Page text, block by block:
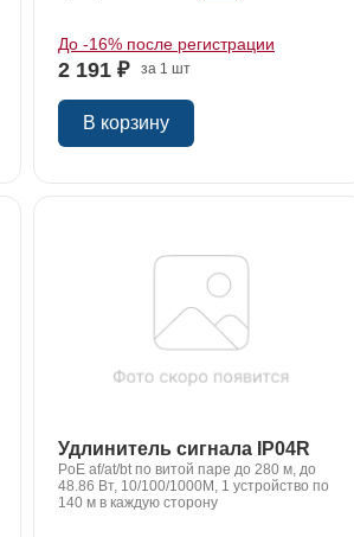
До -16% после регистрации
2 191 ₽ за 1 шт
В корзину
Удлинитель сигнала IP04R
PoE af/at/bt по витой паре до 280 м, до
48.86 Вт, 10/100/1000M, 1 устройство по
140 м в каждую сторону